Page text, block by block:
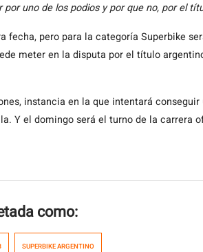
uno de los podios y por que no, por el
fecha, pero para la categoría Superbike
meter en la disputa por el título
instancia en la que intentará
Y el domingo será el turno de la carrera
como:
SUPERBIKE ARGENTINO